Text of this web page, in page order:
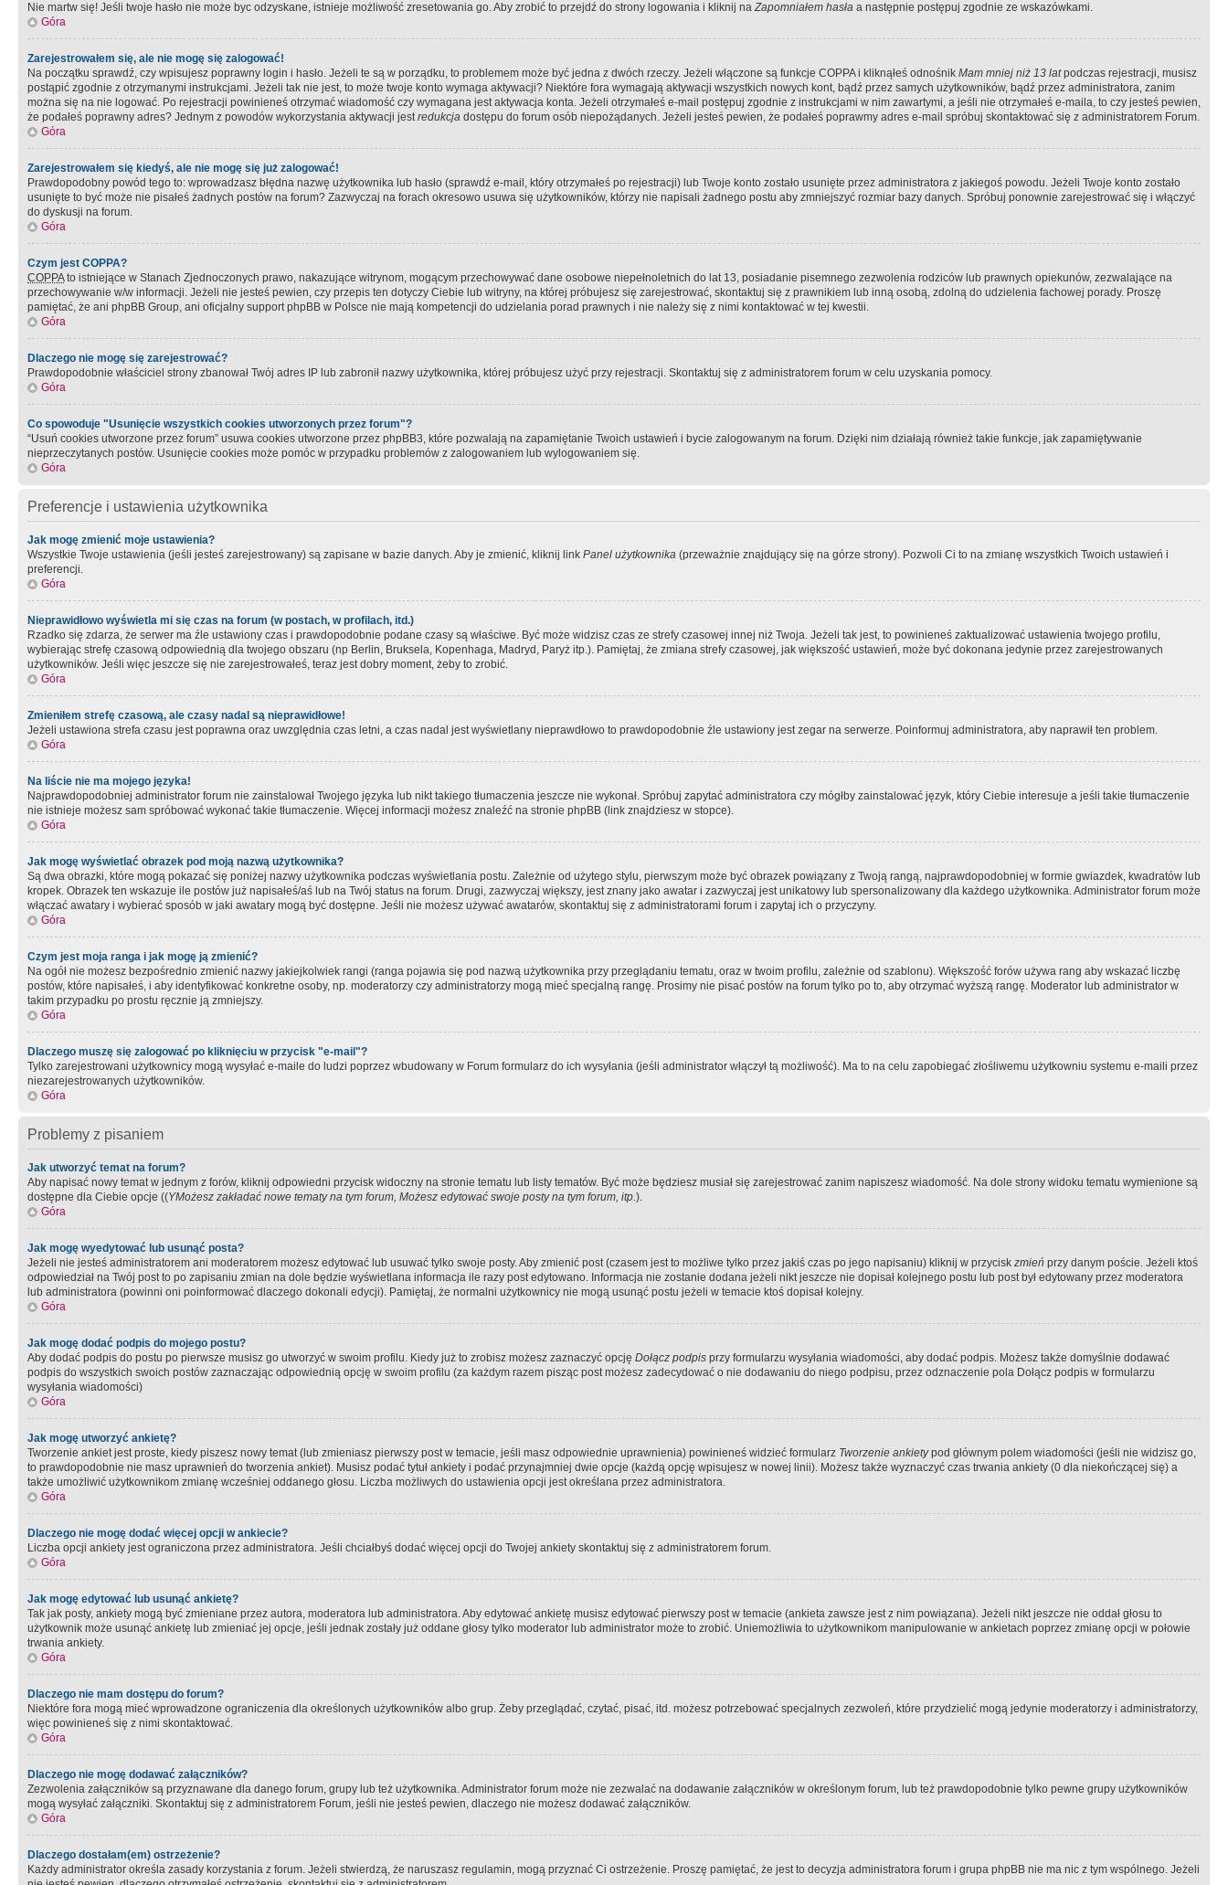
Nie martw się! Jeśli twoje hasło nie może byc odzyskane, istnieje możliwość zresetowania go. Aby zrobić to przejdź do strony logowania i kliknij naZapomniałem hasła a następnie postępuj zgodnie ze wskazówkami.
Góra
Zarejestrowałem się, ale nie mogę się zalogować!
Na początku sprawdź, czy wpisujesz poprawny login i hasło. Jeżeli te są w porządku, to problemem może być jedna z dwóch rzeczy. Jeżeli włączone są funkcje COPPA i kliknąłeś odnośnik Mam mniej niż 13 latpodczas rejestracji, musisz
postąpić zgodnie z otrzymanymi instrukcjami. Jeżeli tak nie jest, to może twoje konto wymaga aktywacji? Niektóre fora wymagają aktywacji wszystkich nowych kont, bądź przez samych użytkowników, bądź przez administratora, zanim
można się na nie logować. Po rejestracji powinieneś otrzymać wiadomość czy wymagana jest aktywacja konta. Jeżeli otrzymałeś e-mail postępuj zgodnie z instrukcjami w nim zawartymi, a jeśli nie otrzymałeś e-maila, to czy jesteś pewien,
że podałeś poprawny adres? Jednym z powodów wykorzystania aktywacji jestredukcja dostępu do forum osób niepożądanych. Jeżeli jesteś pewien, że podałeś poprawmy adres e-mail spróbuj skontaktować się z administratorem Forum.
Góra
Zarejestrowałem się kiedyś, ale nie mogę się już zalogować!
Prawdopodobny powód tego to: wprowadzasz błędna nazwę użytkownika lub hasło (sprawdź e-mail, który otrzymałeś po rejestracji) lub Twoje konto zostało usunięte przez administratora z jakiegoś powodu. Jeżeli Twoje konto zostało
usunięte to być może nie pisałeś żadnych postów na forum? Zazwyczaj na forach okresowo usuwa się użytkowników, którzy nie napisali żadnego postu aby zmniejszyć rozmiar bazy danych. Spróbuj ponownie zarejestrować się i włączyć
do dyskusji na forum.
Góra
Czym jest COPPA?
COPPAto istniejące w Stanach Zjednoczonych prawo, nakazujące witrynom, mogącym przechowywać dane osobowe niepełnoletnich do lat 13, posiadanie pisemnego zezwolenia rodziców lub prawnych opiekunów, zezwalające na
przechowywanie w/w informacji. Jeżeli nie jesteś pewien, czy przepis ten dotyczy Ciebie lub witryny, na której próbujesz się zarejestrować, skontaktuj się z prawnikiem lub inną osobą, zdolną do udzielenia fachowej porady. Proszę
pamiętać, że ani phpBB Group, ani oficjalny support phpBB w Polsce nie mają kompetencji do udzielania porad prawnych i nie należy się z nimi kontaktować w tej kwestii.
Góra
Dlaczego nie mogę się zarejestrować?
Prawdopodobnie właściciel strony zbanował Twój adres IP lub zabronił nazwy użytkownika, której próbujesz użyć przy rejestracji. Skontaktuj się z administratorem forum w celu uzyskania pomocy.
Góra
Co spowoduje "Usunięcie wszystkich cookies utworzonych przez forum"?
“Usuń cookies utworzone przez forum” usuwa cookies utworzone przez phpBB3, które pozwalają na zapamiętanie Twoich ustawień i bycie zalogowanym na forum. Dzięki nim działają również takie funkcje, jak zapamiętywanie
nieprzeczytanych postów. Usunięcie cookies może pomóc w przypadku problemów z zalogowaniem lub wylogowaniem się.
Góra
Preferencje i ustawienia użytkownika
Jak mogę zmienić moje ustawienia?
Wszystkie Twoje ustawienia (jeśli jesteś zarejestrowany) są zapisane w bazie danych. Aby je zmienić, kliknij link Panel użytkownika (przeważnie znajdujący się na górze strony). Pozwoli Ci to na zmianę wszystkich Twoich ustawień i
preferencji.
Góra
Nieprawidłowo wyświetla mi się czas na forum (w postach, w profilach, itd.)
Rzadko się zdarza, że serwer ma źle ustawiony czas i prawdopodobnie podane czasy są właściwe. Być może widzisz czas ze strefy czasowej innej niż Twoja. Jeżeli tak jest, to powinieneś zaktualizować ustawienia twojego profilu,
wybierając strefę czasową odpowiednią dla twojego obszaru (np Berlin, Bruksela, Kopenhaga, Madryd, Paryż itp.). Pamiętaj, że zmiana strefy czasowej, jak większość ustawień, może być dokonana jedynie przez zarejestrowanych
użytkowników. Jeśli więc jeszcze się nie zarejestrowałeś, teraz jest dobry moment, żeby to zrobić.
Góra
Zmieniłem strefę czasową, ale czasy nadal są nieprawidłowe!
Jeżeli ustawiona strefa czasu jest poprawna oraz uwzględnia czas letni, a czas nadal jest wyświetlany nieprawdłowo to prawdopodobnie źle ustawiony jest zegar na serwerze. Poinformuj administratora, aby naprawił ten problem.
Góra
Na liście nie ma mojego języka!
Najprawdopodobniej administrator forum nie zainstalował Twojego języka lub nikt takiego tłumaczenia jeszcze nie wykonał. Spróbuj zapytać administratora czy mógłby zainstalować język, który Ciebie interesuje a jeśli takie tłumaczenie
nie istnieje możesz sam spróbować wykonać takie tłumaczenie. Więcej informacji możesz znaleźć na stronie phpBB (link znajdziesz w stopce).
Góra
Jak mogę wyświetlać obrazek pod moją nazwą użytkownika?
Są dwa obrazki, które mogą pokazać się poniżej nazwy użytkownika podczas wyświetlania postu. Zależnie od użytego stylu, pierwszym może być obrazek powiązany z Twoją rangą, najprawdopodobniej w formie gwiazdek, kwadratów lub
kropek. Obrazek ten wskazuje ile postów już napisałeś/aś lub na Twój status na forum. Drugi, zazwyczaj większy, jest znany jako awatar i zazwyczaj jest unikatowy lub spersonalizowany dla każdego użytkownika. Administrator forum może
włączać awatary i wybierać sposób w jaki awatary mogą być dostępne. Jeśli nie możesz używać awatarów, skontaktuj się z administratorami forum i zapytaj ich o przyczyny.
Góra
Czym jest moja ranga i jak mogę ją zmienić?
Na ogół nie możesz bezpośrednio zmienić nazwy jakiejkolwiek rangi (ranga pojawia się pod nazwą użytkownika przy przeglądaniu tematu, oraz w twoim profilu, zależnie od szablonu). Większość forów używa rang aby wskazać liczbę
postów, które napisałeś, i aby identyfikować konkretne osoby, np. moderatorzy czy administratorzy mogą mieć specjalną rangę. Prosimy nie pisać postów na forum tylko po to, aby otrzymać wyższą rangę. Moderator lub administrator w
takim przypadku po prostu ręcznie ją zmniejszy.
Góra
Dlaczego muszę się zalogować po kliknięciu w przycisk "e-mail"?
Tylko zarejestrowani użytkownicy mogą wysyłać e-maile do ludzi poprzez wbudowany w Forum formularz do ich wysyłania (jeśli administrator włączył tą możliwość). Ma to na celu zapobiegać złośliwemu użytkowniu systemu e-maili przez
niezarejestrowanych użytkowników.
Góra
Problemy z pisaniem
Jak utworzyć temat na forum?
Aby napisać nowy temat w jednym z forów, kliknij odpowiedni przycisk widoczny na stronie tematu lub listy tematów. Być może będziesz musiał się zarejestrować zanim napiszesz wiadomość. Na dole strony widoku tematu wymienione są
dostępne dla Ciebie opcje ((YMożesz zakładać nowe tematy na tym forum, Możesz edytować swoje posty na tym forum, itp.).
Góra
Jak mogę wyedytować lub usunąć posta?
Jeżeli nie jesteś administratorem ani moderatorem możesz edytować lub usuwać tylko swoje posty. Aby zmienić post (czasem jest to możliwe tylko przez jakiś czas po jego napisaniu) kliknij w przycisk zmień przy danym poście. Jeżeli ktoś
odpowiedział na Twój post to po zapisaniu zmian na dole będzie wyświetlana informacja ile razy post edytowano. Informacja nie zostanie dodana jeżeli nikt jeszcze nie dopisał kolejnego postu lub post był edytowany przez moderatora
lub administratora (powinni oni poinformować dlaczego dokonali edycji). Pamiętaj, że normalni użytkownicy nie mogą usunąć postu jeżeli w temacie ktoś dopisał kolejny.
Góra
Jak mogę dodać podpis do mojego postu?
Aby dodać podpis do postu po pierwsze musisz go utworzyć w swoim profilu. Kiedy już to zrobisz możesz zaznaczyć opcję Dołącz podpis przy formularzu wysyłania wiadomości, aby dodać podpis. Możesz także domyślnie dodawać
podpis do wszystkich swoich postów zaznaczając odpowiednią opcję w swoim profilu (za każdym razem pisząc post możesz zadecydować o nie dodawaniu do niego podpisu, przez odznaczenie pola Dołącz podpis w formularzu
wysyłania wiadomości)
Góra
Jak mogę utworzyć ankietę?
Tworzenie ankiet jest proste, kiedy piszesz nowy temat (lub zmieniasz pierwszy post w temacie, jeśli masz odpowiednie uprawnienia) powinieneś widzieć formularz Tworzenie ankietypod głównym polem wiadomości (jeśli nie widzisz go,
to prawdopodobnie nie masz uprawnień do tworzenia ankiet). Musisz podać tytuł ankiety i podać przynajmniej dwie opcje (każdą opcję wpisujesz w nowej linii). Możesz także wyznaczyć czas trwania ankiety (0 dla niekończącej się) a
także umożliwić użytkownikom zmianę wcześniej oddanego głosu. Liczba możliwych do ustawienia opcji jest określana przez administratora.
Góra
Dlaczego nie mogę dodać więcej opcji w ankiecie?
Liczba opcji ankiety jest ograniczona przez administratora. Jeśli chciałbyś dodać więcej opcji do Twojej ankiety skontaktuj się z administratorem forum.
Góra
Jak mogę edytować lub usunąć ankietę?
Tak jak posty, ankiety mogą być zmieniane przez autora, moderatora lub administratora. Aby edytować ankietę musisz edytować pierwszy post w temacie (ankieta zawsze jest z nim powiązana). Jeżeli nikt jeszcze nie oddał głosu to
użytkownik może usunąć ankietę lub zmieniać jej opcje, jeśli jednak zostały już oddane głosy tylko moderator lub administrator może to zrobić. Uniemożliwia to użytkownikom manipulowanie w ankietach poprzez zmianę opcji w połowie
trwania ankiety.
Góra
Dlaczego nie mam dostępu do forum?
Niektóre fora mogą mieć wprowadzone ograniczenia dla określonych użytkowników albo grup. Żeby przeglądać, czytać, pisać, itd. możesz potrzebować specjalnych zezwoleń, które przydzielić mogą jedynie moderatorzy i administratorzy,
więc powinieneś się z nimi skontaktować.
Góra
Dlaczego nie mogę dodawać załączników?
Zezwolenia załączników są przyznawane dla danego forum, grupy lub też użytkownika. Administrator forum może nie zezwalać na dodawanie załączników w określonym forum, lub też prawdopodobnie tylko pewne grupy użytkowników
mogą wysyłać załączniki. Skontaktuj się z administratorem Forum, jeśli nie jesteś pewien, dlaczego nie możesz dodawać załączników.
Góra
Dlaczego dostałam(em) ostrzeżenie?
Każdy administrator określa zasady korzystania z forum. Jeżeli stwierdzą, że naruszasz regulamin, mogą przyznać Ci ostrzeżenie. Proszę pamiętać, że jest to decyzja administratora forum i grupa phpBB nie ma nic z tym wspólnego. Jeżeli